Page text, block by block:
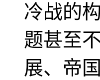
冷战的
题甚至
展、帝